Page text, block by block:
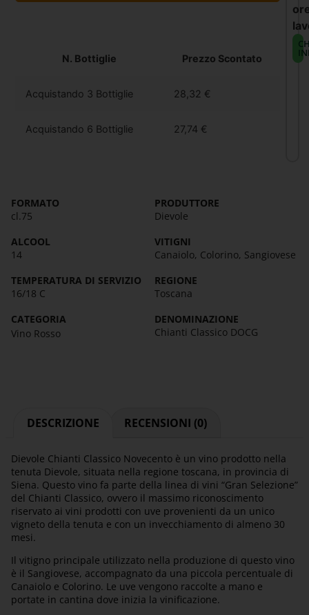
N. Bottiglie Prezzo Scontato
Acquistando 3 Bottiglie 28,32 €
Acquistando 6 Bottiglie 27,74 €
FORMATO
cl.75
PRODUTTORE
Dievole
ALCOOL
14
VITIGNI
Canaiolo, Colorino, Sangiovese
TEMPERATURA DI SERVIZIO
16/18 C
REGIONE
Toscana
CATEGORIA
Vino Rosso
DENOMINAZIONE
Chianti Classico DOCG
DESCRIZIONE RECENSIONI (0)
Dievole Chianti Classico Novecento è un vino prodotto nella
tenuta Dievole, situata nella regione toscana, in provincia di
Siena. Questo vino fa parte della linea di vini “Gran Selezione”
del Chianti Classico, ovvero il massimo riconoscimento
riservato ai vini prodotti con uve provenienti da un unico
vigneto della tenuta e con un invecchiamento di almeno 30
mesi.
Il vitigno principale utilizzato nella produzione di questo vino
è il Sangiovese, accompagnato da una piccola percentuale di
Canaiolo e Colorino. Le uve vengono raccolte a mano e
portate in cantina dove inizia la vinificazione.